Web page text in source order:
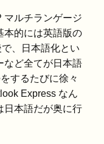
マルチランゲージ
本的には英語版の
、日本語化とい
など全てが日本語
するたびに徐々
Express なん
日本語だが奥に行